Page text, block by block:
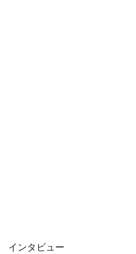
インタビュー